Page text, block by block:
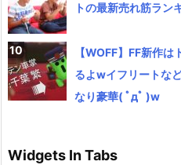
トの最新売れ筋ラン
【WOFF】FF新作
るよwイフリートな
なり豪華( ﾟдﾟ )w
Widgets In Tabs